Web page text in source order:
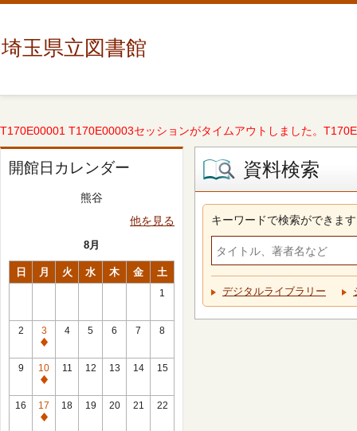
埼玉県立図書館
T170E00001 T170E00003セッションがタイムアウトしました。
開館日カレンダー
熊谷
他を見る
8月
日 月 火 水 木 金 土
1
2
3
休
館
日
4 5 6 7 8
9
10
休
館
日
11 12 13 14 15
16
17
休
18 19 20 21 22
資料検索
キーワードで検索ができます
デジタルライブラリー